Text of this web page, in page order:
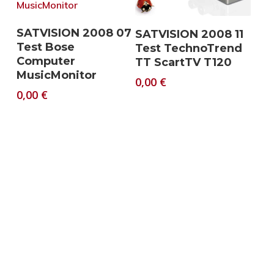
Download
SATVISION 2008 07
Test Bose
Computer
MusicMonitor
0,00 €
Download
SATVISION 2008 11
Test TechnoTrend
TT ScartTV T120
0,00 €